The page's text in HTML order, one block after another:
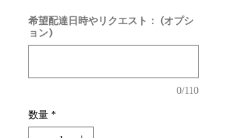
希望配達日時やリクエスト： (オプシ
ョン)
0/110
数量 *